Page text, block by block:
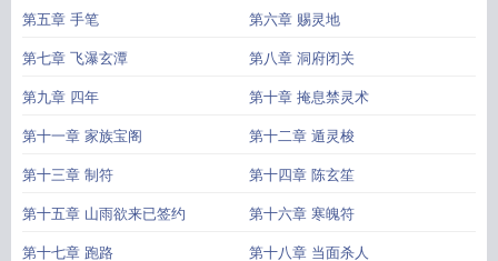
第五章 手笔 第六章 赐灵地
第七章 飞瀑玄潭 第八章 洞府闭关
第九章 四年 第十章 掩息禁灵术
第十一章 家族宝阁 第十二章 遁灵梭
第十三章 制符 第十四章 陈玄笙
第十五章 山雨欲来已签约 第十六章 寒魄符
第十七章 跑路 第十八章 当面杀人